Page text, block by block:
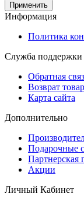
Применить
Информация
Политика
Служба поддержки
Обратная
Возврат
Карта сайта
Дополнительно
Подарочные
Партнерская
Акции
Личный Кабинет